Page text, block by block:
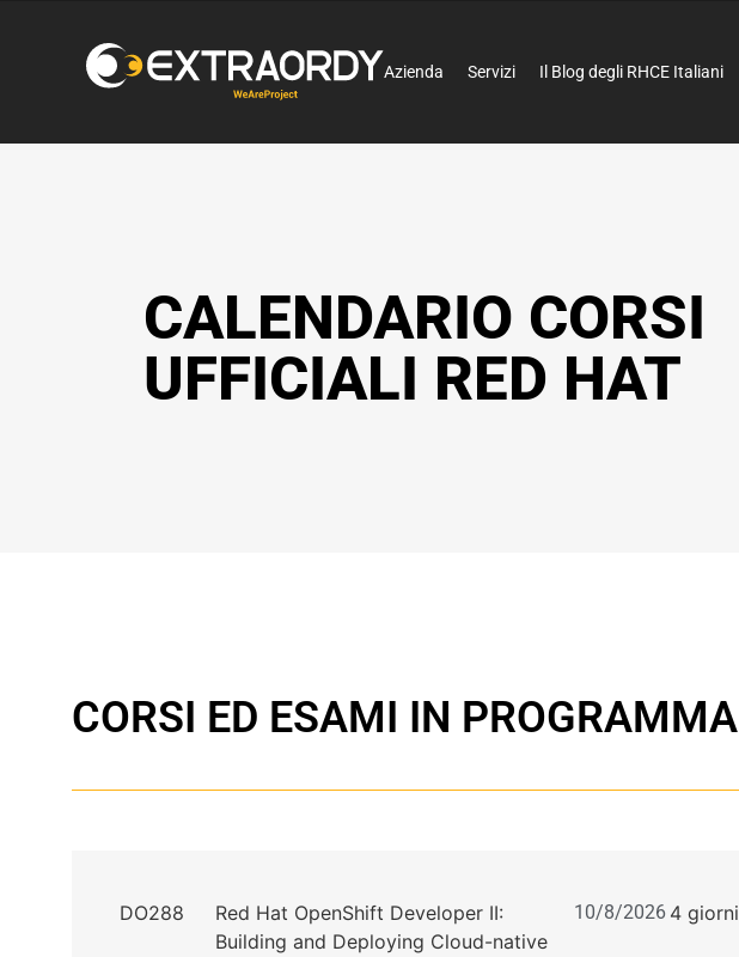
Azienda Servizi Il Blog degli RHCE Italiani
CALENDARIO CORSI
UFFICIALI RED HAT
CORSI ED ESAMI IN PROGRAMMA
DO288
Red Hat OpenShift Developer II:
Building and Deploying Cloud-native
10/8/2026 4 giorni